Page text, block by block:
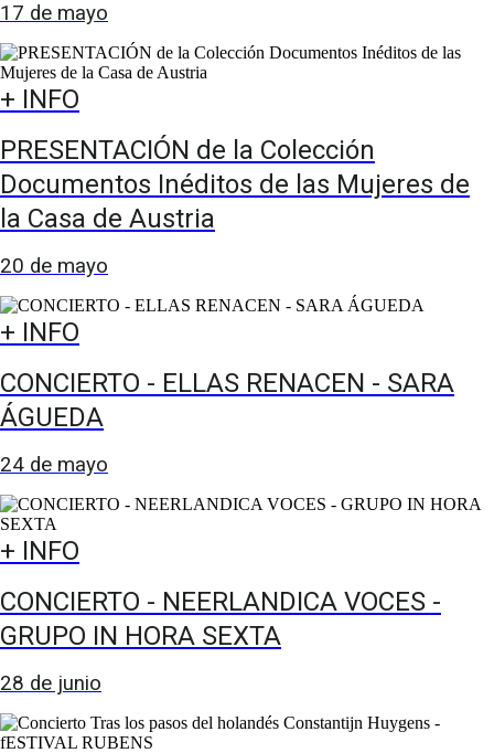
17 de mayo
+ INFO
PRESENTACIÓN de la Colección
Documentos Inéditos de las Mujeres de
la Casa de Austria
20 de mayo
+ INFO
CONCIERTO - ELLAS RENACEN - SARA
ÁGUEDA
24 de mayo
+ INFO
CONCIERTO - NEERLANDICA VOCES -
GRUPO IN HORA SEXTA
28 de junio